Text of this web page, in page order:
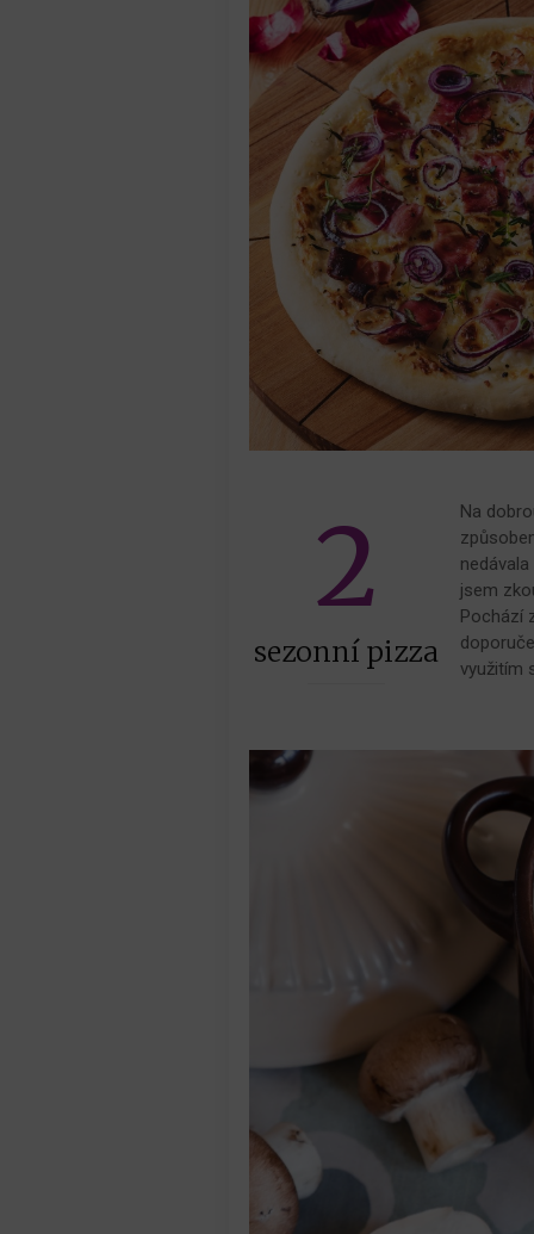
2
sezonní pizza
Na
jsem
Pochází
využitím